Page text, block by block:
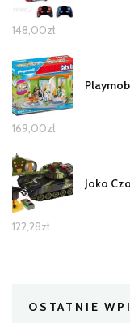
148,00zł
169,00zł
Joko
122,28zł
OSTATNIE